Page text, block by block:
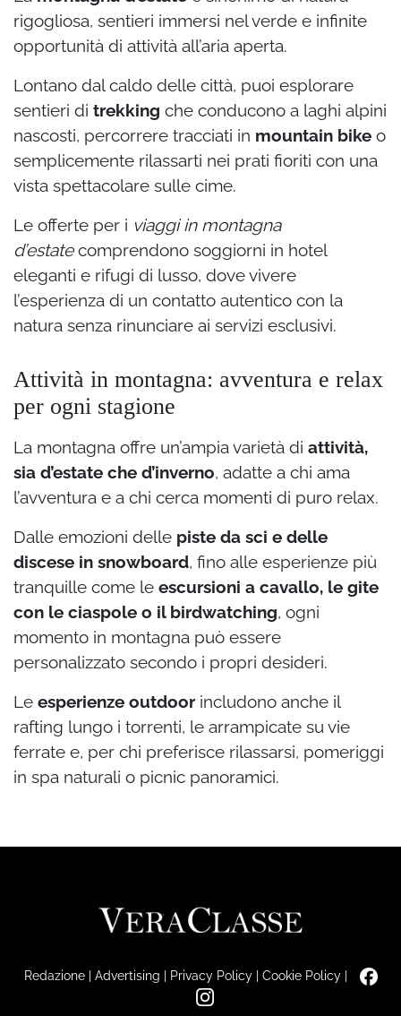
rigogliosa, sentieri immersi nel verde e infinite
opportunità di attività all’aria aperta.
Lontano dal caldo delle città, puoi esplorare
sentieri di trekking che conducono a laghi alpini
nascosti, percorrere tracciati in mountain bike o
semplicemente rilassarti nei prati fioriti con una
vista spettacolare sulle cime.
Le offerte per i viaggi in montagna
d’estatecomprendono soggiorni in hotel
eleganti e rifugi di lusso, dove vivere
l’esperienza di un contatto autentico con la
natura senza rinunciare ai servizi esclusivi.
Attività in montagna: avventura e relax
per ogni stagione
La montagna offre un’ampia varietà di attività,
sia d’estate che d’inverno, adatte a chi ama
l’avventura e a chi cerca momenti di puro relax.
Dalle emozioni delle piste da sci e delle
discese in snowboard, fino alle esperienze più
tranquille come le escursioni a cavallo, le gite
con le ciaspole o il birdwatching, ogni
momento in montagna può essere
personalizzato secondo i propri desideri.
Le esperienze outdoor includono anche il
rafting lungo i torrenti, le arrampicate su vie
ferrate e, per chi preferisce rilassarsi, pomeriggi
in spa naturali o picnic panoramici.
Redazione| Advertising | Privacy Policy| Cookie Policy|